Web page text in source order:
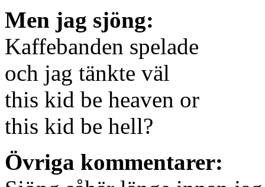
Men jag sjöng:
Kaffebanden spelade
och jag tänkte väl
this kid be heaven or
this kid be hell?
Övriga kommentarer: